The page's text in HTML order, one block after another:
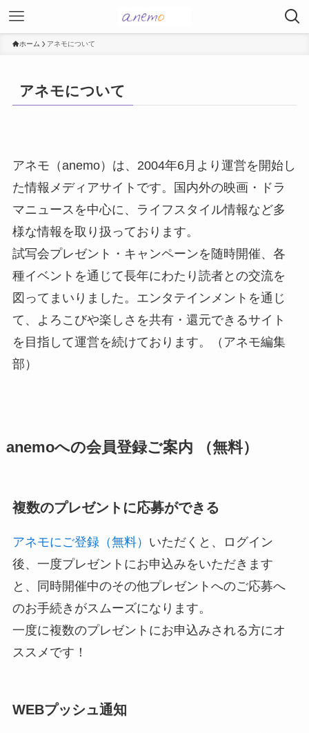
ホーム アネモについて
アネモについて
アネモ（anemo）は、2004年6月より運営を開始し
た情報メディアサイトです。国内外の映画・ドラ
マニュースを中心に、ライフスタイル情報など多
様な情報を取り扱っております。
試写会プレゼント・キャンペーンを随時開催、各
種イベントを通じて長年にわたり読者との交流を
図ってまいりました。エンタテインメントを通じ
て、よろこびや楽しさを共有・還元できるサイト
を目指して運営を続けております。（アネモ編集
部）
anemoへの会員登録ご案内 （無料）
複数のプレゼントに応募ができる
アネモにご登録（無料） いただくと、ログイン
後、一度プレゼントにお申込みをいただきます
と、同時開催中のその他プレゼントへのご応募へ
のお手続きがスムーズになります。
一度に複数のプレゼントにお申込みされる方にオ
ススメです！
WEBプッシュ通知